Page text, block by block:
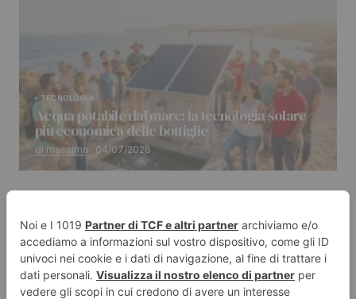
TECNOLOGIA
Acqua potabile dal mare: la tecnologia solare
più economica delle bottiglie
di massimo 04/07/2026